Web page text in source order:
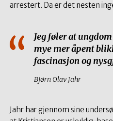
arrestert. Da er det nesten
Jeg føler at
mye mer åpent
fascinasjon og
Bjørn Olav Jahr
Jahr har gjennom sine